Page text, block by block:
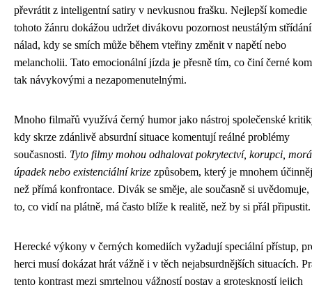
převrátit z inteligentní satiry v nevkusnou frašku. Nejlepší komedie
tohoto žánru dokážou udržet divákovu pozornost neustálým
nálad, kdy se smích může během vteřiny změnit v napětí nebo
melancholii. Tato emocionální jízda je přesně tím, co činí černé
tak návykovými a nezapomenutelnými.
Mnoho filmařů využívá černý humor jako nástroj společenské
kdy skrze zdánlivě absurdní situace komentují reálné problémy
současnosti. Tyto filmy mohou odhalovat pokrytectví, korupci,
úpadek nebo existenciální krize způsobem, který je mnohem
než přímá konfrontace. Divák se směje, ale současně si uvědomuje,
to, co vidí na plátně, má často blíže k realitě, než by si přál připustit.
Herecké výkony v černých komediích vyžadují speciální přístup,
herci musí dokázat hrát vážně i v těch nejabsurdnějších situacích.
tento kontrast mezi smrtelnou vážností postav a groteskností jejich